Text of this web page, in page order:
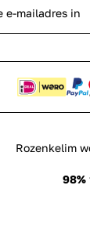
Rozenkelim
98%